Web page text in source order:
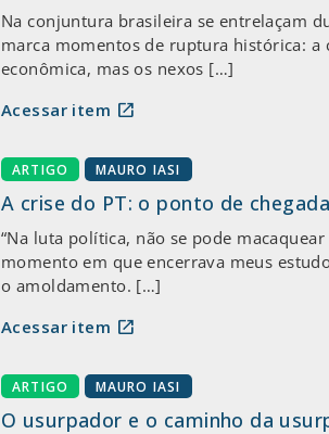
Na conjuntura brasileira se entrelaçam
marca momentos de ruptura histórica: a
econômica, mas os nexos […]
Acessar item open_in_new
ARTIGO MAURO IASI
A crise do PT: o ponto de
“Na luta política, não se pode
momento em que encerrava meus
o amoldamento. […]
Acessar item open_in_new
ARTIGO MAURO IASI
O usurpador e o caminho da